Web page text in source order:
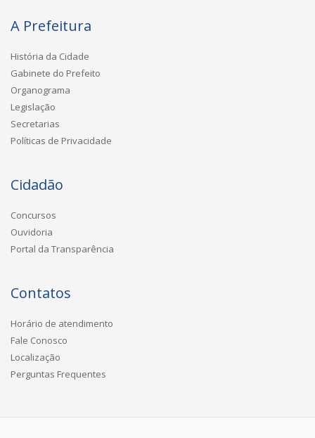
A Prefeitura
História da Cidade
Gabinete do Prefeito
Organograma
Legislação
Secretarias
Políticas de Privacidade
Cidadão
Concursos
Ouvidoria
Portal da Transparência
Contatos
Horário de atendimento
Fale Conosco
Localização
Perguntas Frequentes